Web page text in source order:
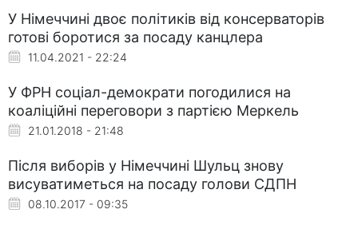
У Німеччині двоє політиків від консерваторів
готові боротися за посаду канцлера
11.04.2021 - 22:24
У ФРН соціал-демократи погодилися на
коаліційні переговори з партією Меркель
21.01.2018 - 21:48
Після виборів у Німеччині Шульц знову
висуватиметься на посаду голови СДПН
08.10.2017 - 09:35